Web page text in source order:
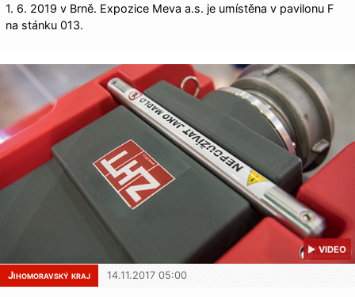
1. 6. 2019 v Brně. Expozice Meva a.s. je umístěna v pavilonu F
na stánku 013.
▶ VIDEO
Jihomoravský kraj 14.11.2017 05:00